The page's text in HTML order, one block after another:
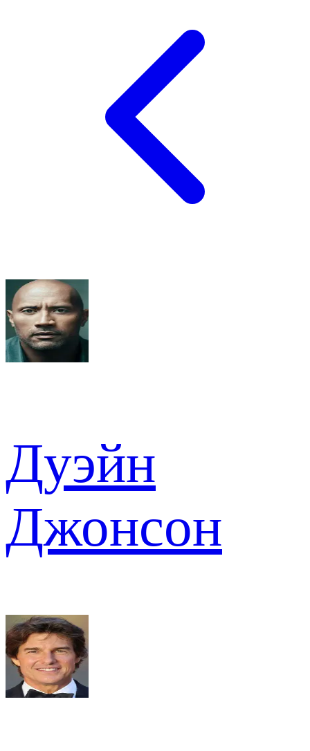
Дуэйн
Джонсон